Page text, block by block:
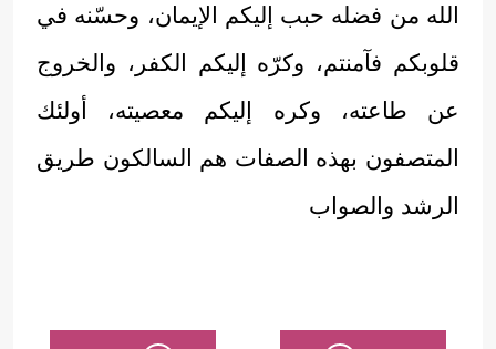
الله من فضله حبب إليكم الإيمان، وحسّنه في
قلوبكم فآمنتم، وكرّه إليكم الكفر، والخروج
عن طاعته، وكره إليكم معصيته، أولئك
المتصفون بهذه الصفات هم السالكون طريق
الرشد والصواب